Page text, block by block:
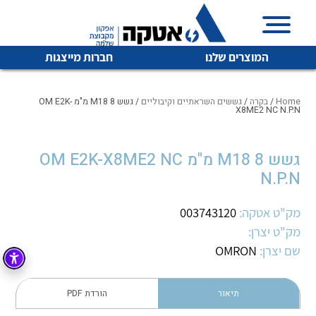
המוצרים שלנו חברות מייצגות
איכות | שרות | זמינות
אטקה בע”מ היא החברה הגדולה והמובילה בישראל בשיווק
מיתוג, בקרה , ואינסטלציה חשמלית ופעילה ב7 תחומים:
חשמל
קופסאות וארונות לחשמל, בקרה ואלקטרוניקה
לכל מוצרי היצרן לכל מוצרי היצרן
לכל מוצרי היצרן לכל מוצרי היצרן
Home
/בקרה /גששים השראתיים וקיבוליים / גשש M18 8 מ"מ OM E2K-
X8ME2 NC N.P.N
גשש M18 8 מ"מ OM E2K-X8ME2 NC
N.P.N
מק"ט אטקה: 003743120
מק"ט יצרן:
שם יצרן: OMRON
תיאור הורדת PDF